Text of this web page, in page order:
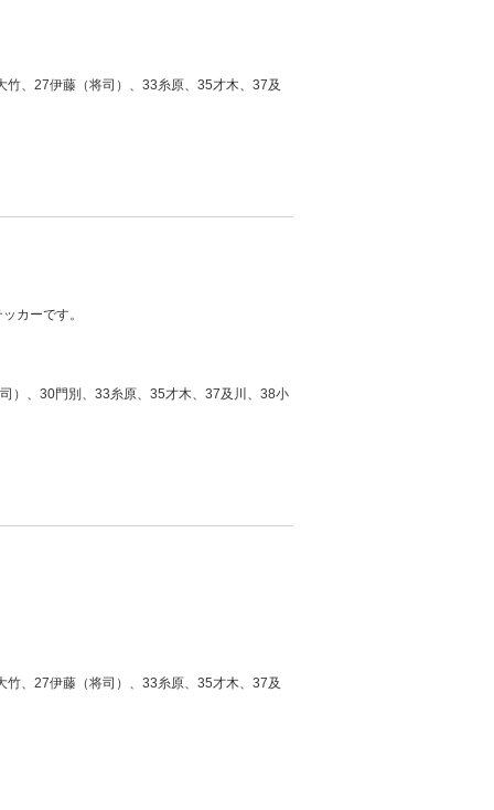
、27伊藤（将司）、33糸原、35才木、37及
カーです。
）、30門別、33糸原、35才木、37及川、38小
、27伊藤（将司）、33糸原、35才木、37及